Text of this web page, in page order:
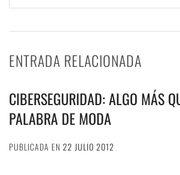
ENTRADA RELACIONADA
CIBERSEGURIDAD: ALGO MÁS
PALABRA DE MODA
PUBLICADA EN 22 JULIO 2012